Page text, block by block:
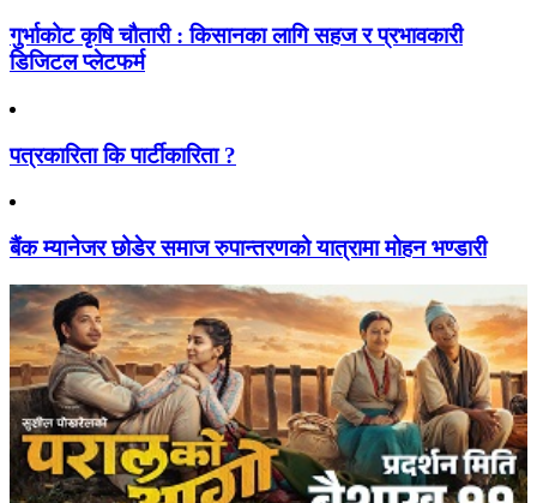
गुर्भाकोट कृषि चौतारी : किसानका लागि सहज र प्रभावकारी
डिजिटल प्लेटफर्म
पत्रकारिता कि पार्टीकारिता ?
बैंक म्यानेजर छोडेर समाज रुपान्तरणको यात्रामा मोहन भण्डारी